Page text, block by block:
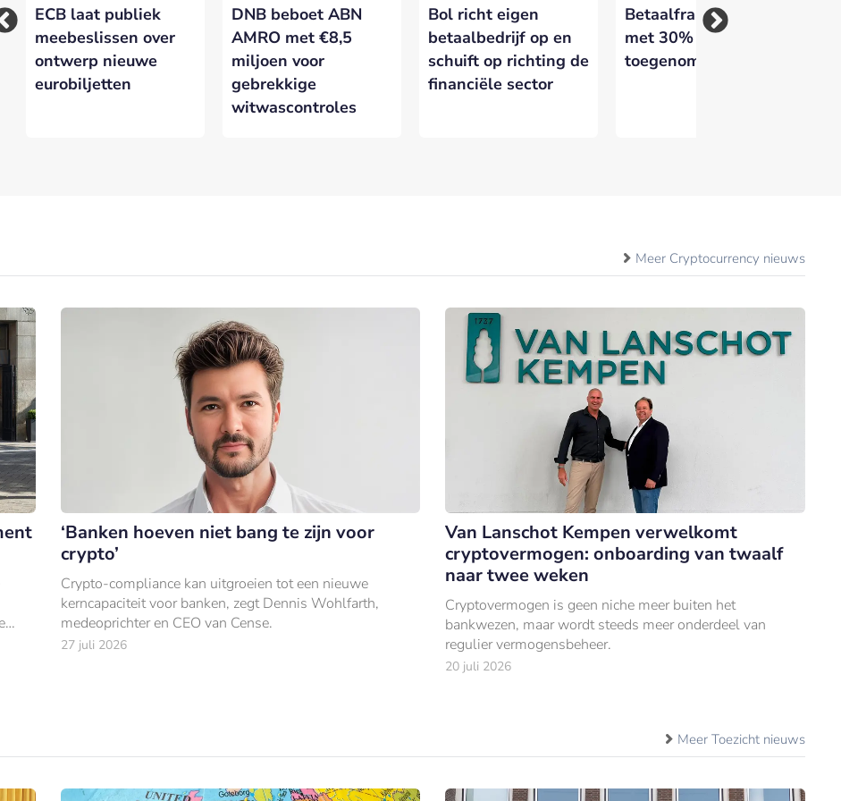
ECB laat publiek
meebeslissen over
ontwerp nieuwe
eurobiljetten
DNB beboet ABN
AMRO met €8,5
miljoen voor
gebrekkige
witwascontroles
Bol richt eigen
betaalbedrijf op en
schuift op richting de
financiële sector
Betaalfraude in 2025
met 30%
toegenomen
Meer Cryptocurrency nieuws
‘Banken hoeven niet bang te zijn voor
crypto’
Crypto-compliance kan uitgroeien tot een nieuwe
kerncapaciteit voor banken, zegt Dennis Wohlfarth,
medeoprichter en CEO van Cense.
27 juli 2026
Van Lanschot Kempen verwelkomt
cryptovermogen: onboarding van twaalf
naar twee weken
Cryptovermogen is geen niche meer buiten het
bankwezen, maar wordt steeds meer onderdeel van
regulier vermogensbeheer.
20 juli 2026
Meer Toezicht nieuws